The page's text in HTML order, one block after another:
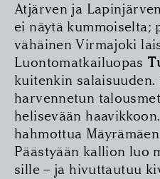
Atjärven ja
ei näytä kummoiselta;
vähäinen Virmajoki
Luontomatkailuopas
kuitenkin
harvennetun
helisevään
hahmottua
Päästyään kallion luo
sille – ja hivuttautuu